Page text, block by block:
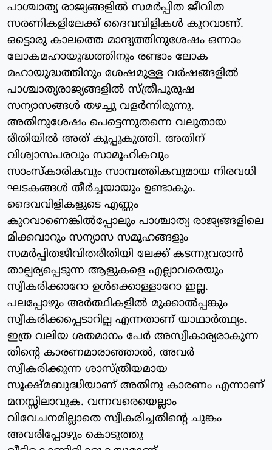
പാശ്ചാത്യ രാജ്യങ്ങളിൽ സമർപ്പിത ജീവിത
സരണികളിലേക്ക് ദൈവവിളികൾ കുറവാണ്.
ഒട്ടൊരു കാലത്തെ മാന്ദ്യത്തിനുശേഷം ഒന്നാം
ലോകമഹായുദ്ധത്തിനും രണ്ടാം ലോക
മഹായുദ്ധത്തിനും ശേഷമുള്ള വർഷങ്ങളിൽ
പാശ്ചാത്യരാജ്യങ്ങളിൽ സ്ത്രീപുരുഷ
സന്യാസങ്ങൾ തഴച്ചു വളർന്നിരുന്നു.
അതിനുശേഷം പെട്ടെന്നുതന്നെ വലുതായ
രീതിയിൽ അത് കൂപ്പുകുത്തി. അതിന്
വിശ്വാസപരവും സാമൂഹികവും
സാംസ്കാരികവും സാമ്പത്തികവുമായ നിരവധി
ഘടകങ്ങൾ തീർച്ചയായും ഉണ്ടാകും.
ദൈവവിളികളുടെ എണ്ണം
കുറവാണെങ്കിൽപ്പോലും പാശ്ചാത്യ രാജ്യങ്ങളിലെ
മിക്കവാറും സന്യാസ സമൂഹങ്ങളും
സമർപ്പിതജീവിതരീതിയി ലേക്ക് കടന്നുവരാൻ
താല്പര്യപ്പെടുന്ന ആളുകളെ എല്ലാവരെയും
സ്വീകരിക്കാറോ ഉൾക്കൊള്ളാറോ ഇല്ല.
പലപ്പോഴും അർത്ഥികളിൽ മുക്കാൽപ്പങ്കും
സ്വീകരിക്കപ്പെടാറില്ല എന്നതാണ് യാഥാർത്ഥ്യം.
ഇത്ര വലിയ ശതമാനം പേർ അസ്വീകാര്യരാകുന്ന
തിന്റെ കാരണമാരാഞ്ഞാൽ, അവർ
സ്വീകരിക്കുന്ന ശാസ്‌ത്രീയമായ
സൂക്ഷ്മബുദ്ധിയാണ് അതിനു കാരണം എന്നാണ്
മനസ്സിലാവുക. വന്നവരെയെല്ലാം
വിവേചനമില്ലാതെ സ്വീകരിച്ചതിന്റെ ചുങ്കം
അവരിപ്പോഴും കൊടുത്തു